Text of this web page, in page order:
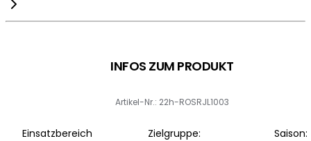
INFOS ZUM PRODUKT
Artikel-Nr.: 22h-ROSRJL1003
Einsatzbereich Zielgruppe: Saison: